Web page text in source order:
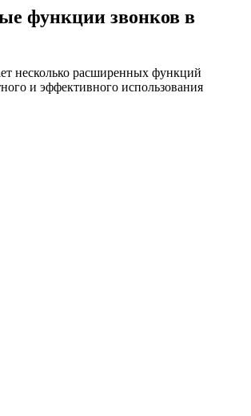
функции звонков в
несколько расширенных функций
и эффективного использования